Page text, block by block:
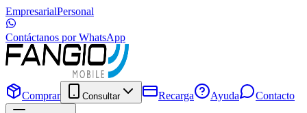
EmpresarialPersonal
Contáctanos por WhatsApp
Comprar Consultar Recarga Ayuda Contacto